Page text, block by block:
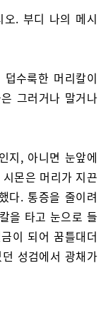
. 부디 나의 메시
수룩한 머리칼이
그러거나 말거나
지, 아니면 눈앞에
몬은 머리가 지끈
다. 통증을 줄이려
을 타고 눈으로 들
이 되어 꿈틀대더
성검에서 광채가